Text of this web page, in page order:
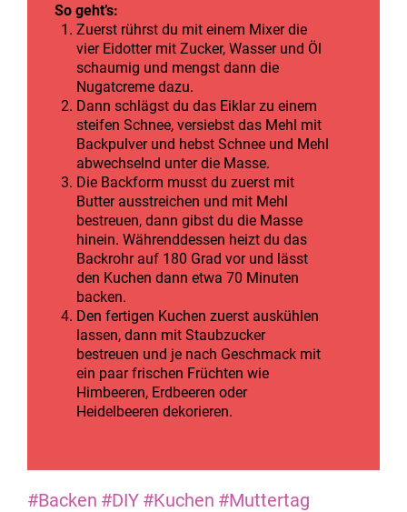
So geht’s:
Zuerst rührst du mit einem Mixer die
vier Eidotter mit Zucker, Wasser und Öl
schaumig und mengst dann die
Nugatcreme dazu.
Dann schlägst du das Eiklar zu einem
steifen Schnee, versiebst das Mehl mit
Backpulver und hebst Schnee und Mehl
abwechselnd unter die Masse.
Die Backform musst du zuerst mit
Butter ausstreichen und mit Mehl
bestreuen, dann gibst du die Masse
hinein. Währenddessen heizt du das
Backrohr auf 180 Grad vor und lässt
den Kuchen dann etwa 70 Minuten
backen.
Den fertigen Kuchen zuerst auskühlen
lassen, dann mit Staubzucker
bestreuen und je nach Geschmack mit
ein paar frischen Früchten wie
Himbeeren, Erdbeeren oder
Heidelbeeren dekorieren.
#Backen #DIY #Kuchen #Muttertag